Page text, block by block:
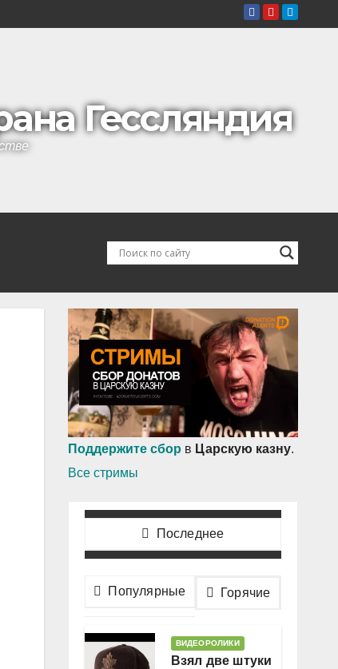
Гессляндия
Поддержите сбор в Царскую казну.
Все стримы
Последнее
Популярные Горячие
ВИДЕОРОЛИКИ
Взял две штуки